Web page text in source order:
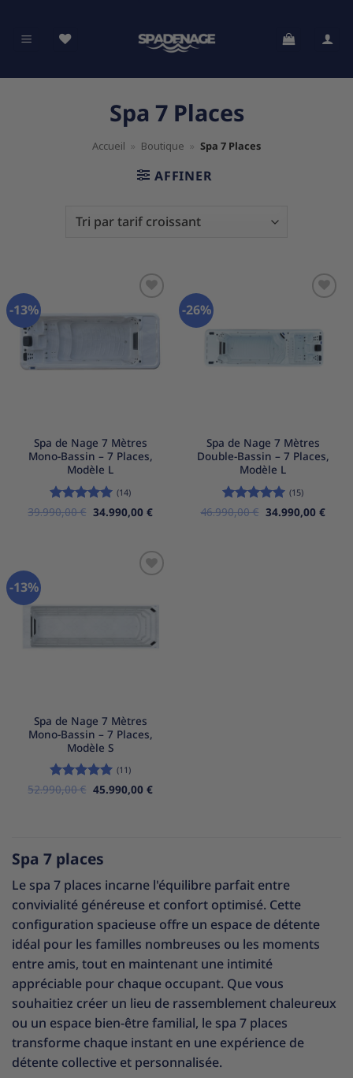
contenu
Spa 7 Places
Accueil » Boutique » Spa 7 Places
AFFINER
-13%
à la
liste
d’envies
Spa de Nage 7 Mètres
Mono-Bassin – 7 Places,
Modèle L
Note5 sur
(14)
39.990,00€ Le
prix
39.990,00 €.
34.990,00 €Le
prix
34.990,00 €.
-26%
liste
d’envies
Spa de Nage 7 Mètres
Double-Bassin – 7 Places,
Modèle L
Note5 sur
(15)
46.990,00€ Le
prix
34.990,00 €Le
prix
-13%
liste
Spa de Nage 7 Mètres
Mono-Bassin – 7 Places,
Modèle S
Note5 sur
(11)
52.990,00€ Le
prix
45.990,00 €Le
prix
Spa 7 places
Le spa 7 places incarne l'équilibre parfait entre
convivialité généreuse et confort optimisé. Cette
configuration spacieuse offre un espace de détente
idéal pour les familles nombreuses ou les moments
entre amis, tout en maintenant une intimité
appréciable pour chaque occupant. Que vous
souhaitiez créer un lieu de rassemblement chaleureux
ou un espace bien-être familial, le spa 7 places
transforme chaque instant en une expérience de
détente collective et personnalisée.